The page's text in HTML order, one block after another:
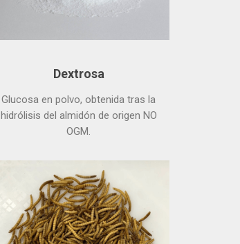
Dextrosa
Glucosa en polvo, obtenida tras la
hidrólisis del almidón de origen NO
OGM.